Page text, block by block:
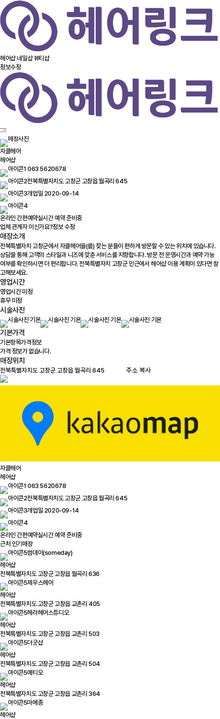
헤어샵 네일샵뷰티샵
정보수정
자클헤어
헤어샵
063 5620678
전북특별자치도 고창군 고창읍 월곡리 645
개업일 2020-09-14
온라인 간편예약실시간 예약 준비중
업체 관계자 이신가요?정보 수정
매장소개
전북특별자치 고창군에서 자클헤어을(를) 찾는 분들이 편하게 방문할 수 있는 위치에 있습니다.
상담을 통해 고객의 스타일과 니즈에 맞춘 서비스를 지향합니다. 방문 전 운영시간과 예약 가능
여부를 확인하시면 더 편리합니다. 전북특별자치 고창군 인근에서 헤어샵 이용 계획이 있다면 참
고해보세요.
영업시간
영업시간 미정
휴무 미정
시술사진
기본가격
기본항목가격정보
가격 정보가 없습니다.
매장위치
주소 복사
자클헤어
헤어샵
063 5620678
전북특별자치도 고창군 고창읍 월곡리 645
개업일 2020-09-14
온라인 간편예약실시간 예약 준비중
근처 인기매장
썸데이(someday)
헤어샵
전북특별자치도 고창군 고창읍 월곡리 636
제우스헤어
헤어샵
전북특별자치도 고창군 고창읍 교촌리 405
헤라헤어스튜디오
헤어샵
전북특별자치도 고창군 고창읍 교촌리 503
더굿샵
헤어샵
전북특별자치도 고창군 고창읍 교촌리 504
예티오
헤어샵
전북특별자치도 고창군 고창읍 교촌리 364
마메종
헤어샵